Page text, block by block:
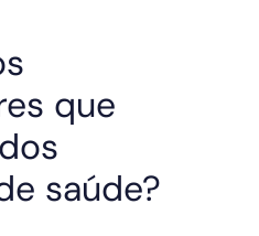
que
saúde?